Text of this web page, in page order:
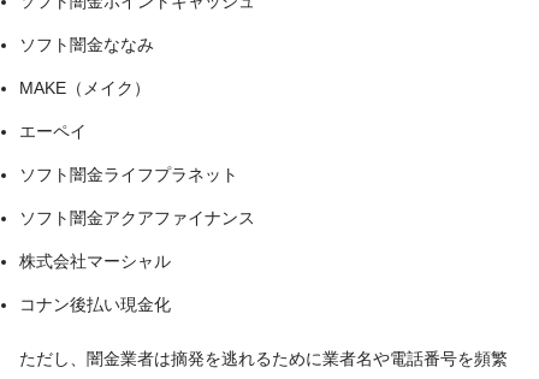
ソフト闇金ななみ
MAKE（メイク）
エーペイ
ソフト闇金ライフプラネット
ソフト闇金アクアファイナンス
株式会社マーシャル
コナン後払い現金化
ただし、闇金業者は摘発を逃れるために業者名や電話番号を頻繁